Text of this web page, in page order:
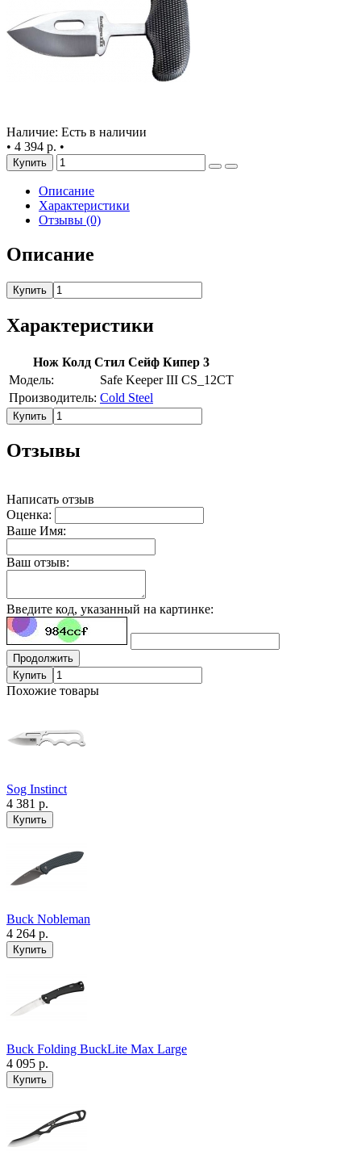
Наличие: Есть в наличии
• 4 394 р. •
Купить
Описание
Характеристики
Отзывы (0)
Описание
Купить
Характеристики
Нож Колд Стил Сейф Кипер 3
Модель:
Safe Keeper III CS_12CT
Производитель: Cold Steel
Купить
Отзывы
Написать отзыв
Оценка:
Ваше Имя:
Ваш отзыв:
Введите код, указанный на картинке:
Продолжить
Купить
Похожие товары
Sog Instinct
4 381 р.
Buck Nobleman
4 264 р.
Buck Folding BuckLite Max Large
4 095 р.